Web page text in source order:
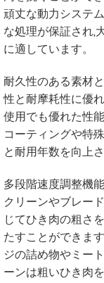
頑丈な動力システ
な処理が保証され,
に適しています。
耐久性のある素材
性と耐摩耗性に優
使用でも優れた性
コーティングや特
と耐用年数を向上
多段階速度調整機
クリーンやブレー
じてひき肉の粗さ
たすことができま
ジの詰め物やミー
ーンは粗いひき肉